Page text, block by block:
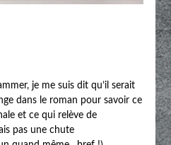
je me suis dit qu’il serait
dans le roman pour savoir ce
et ce qui relève de
pas une chute